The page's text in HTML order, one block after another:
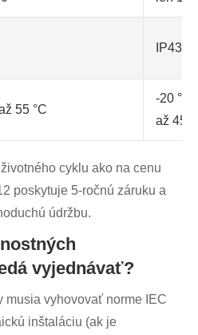
IP43
55 °C
-20 °C
až 45
cyklu ako na cenu
poskytuje 5-ročnú záruku a
údržbu.
vyjednávať?
musia vyhovovať norme IEC
inštaláciu (ak je